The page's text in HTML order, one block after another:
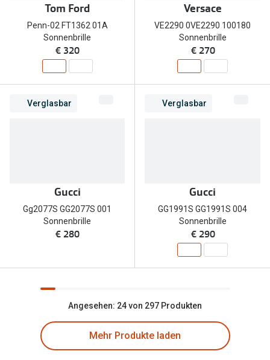
Tom Ford
Penn-02 FT1362 01A
Sonnenbrille
€ 320
Versace
VE2290 0VE2290 100180
Sonnenbrille
€ 270
Verglasbar
Gucci
Gg2077S GG2077S 001
Sonnenbrille
€ 280
Verglasbar
Gucci
GG1991S GG1991S 004
Sonnenbrille
€ 290
Angesehen: 24 von 297 Produkten
Mehr Produkte laden